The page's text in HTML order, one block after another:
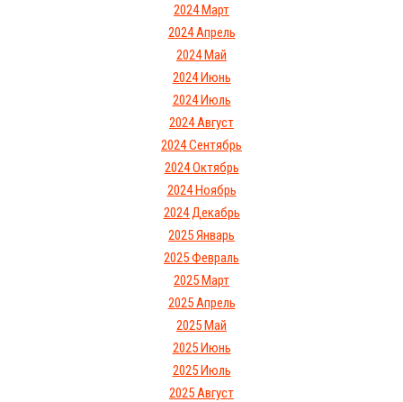
2024 Март
2024 Апрель
2024 Май
2024 Июнь
2024 Июль
2024 Август
2024 Сентябрь
2024 Октябрь
2024 Ноябрь
2024 Декабрь
2025 Январь
2025 Февраль
2025 Март
2025 Апрель
2025 Май
2025 Июнь
2025 Июль
2025 Август